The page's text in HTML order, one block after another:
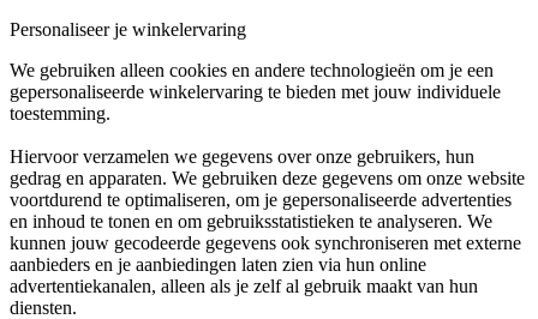
Personaliseer je winkelervaring
We gebruiken alleen cookies en andere technologieën om je een
gepersonaliseerde winkelervaring te bieden met jouw individuele
toestemming.
Hiervoor verzamelen we gegevens over onze gebruikers, hun
gedrag en apparaten. We gebruiken deze gegevens om onze website
voortdurend te optimaliseren, om je gepersonaliseerde advertenties
en inhoud te tonen en om gebruiksstatistieken te analyseren. We
kunnen jouw gecodeerde gegevens ook synchroniseren met externe
aanbieders en je aanbiedingen laten zien via hun online
advertentiekanalen, alleen als je zelf al gebruik maakt van hun
diensten.